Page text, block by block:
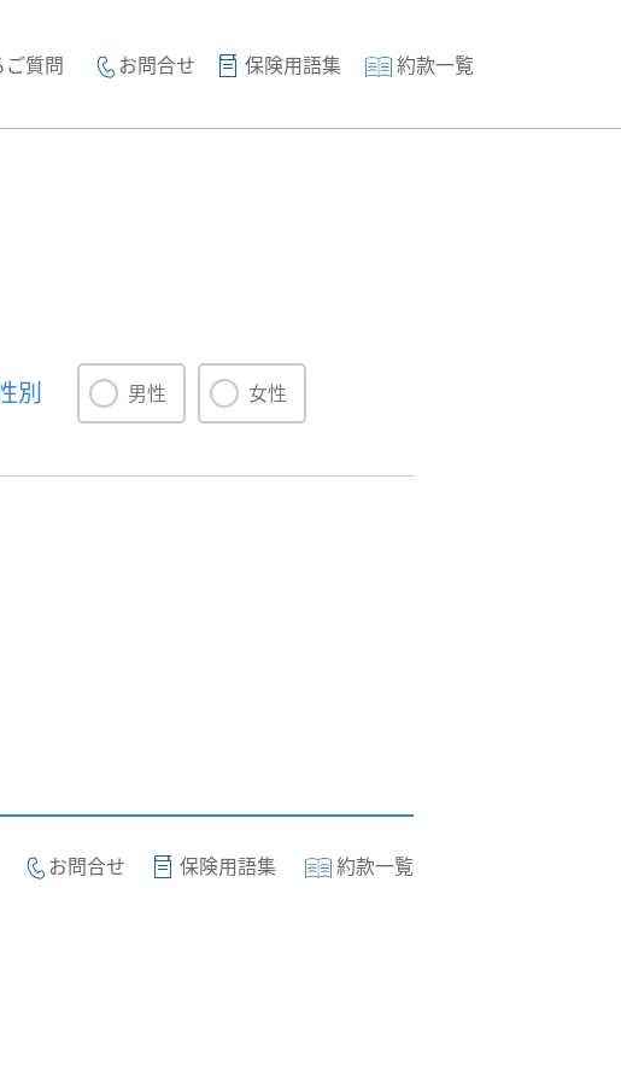
ご質問 お問合せ 保険用語集 約款一覧
別 男性 女性
お問合せ 保険用語集 約款一覧